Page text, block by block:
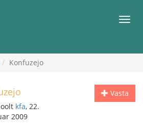
Konfuzejo
Vasta
kfa, 22.
2009